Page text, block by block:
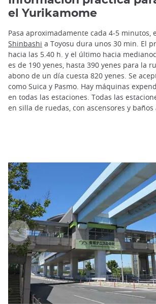
el Yurikamome
Pasa aproximadamente cada 4-5 minutos,
Shinbashi a Toyosu dura unos 30 min. El
hacia las 5.40 h. y el último hacia
es de 190 yenes, hasta 390 yenes para la
abono de un día cuesta 820 yenes. Se
como Suica y Pasmo. Hay máquinas
en todas las estaciones. Todas las
en silla de ruedas, con ascensores y baños